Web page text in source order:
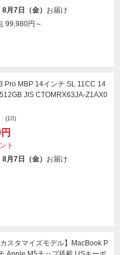
月7日（金） お届け
99,980円～
MBP 14インチ SL 11CC 14
JIS CTOMRX63JA-Z1AX0
(10)
ト
月7日（金） お届け
スタマイズモデル】MacBook P